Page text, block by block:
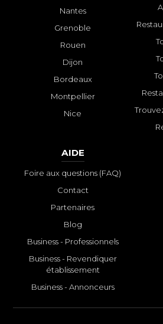
Nantes
Grenoble
Rouen
Dijon
Bordeaux
Montpellier
Nice
AIDE
Foire aux questions (FAQ)
Contact
Partenaires
Blog
Business - Professionnels
Business - Revendiquer
établissement
Business - Annonceurs